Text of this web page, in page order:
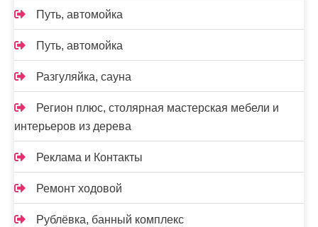
Путь, автомойка
Путь, автомойка
Разгуляйка, сауна
Регион плюс, столярная мастерская мебели и
интерьеров из дерева
Реклама и Контакты
Ремонт ходовой
Рублёвка, банный комплекс